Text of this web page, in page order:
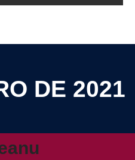
DE 2021